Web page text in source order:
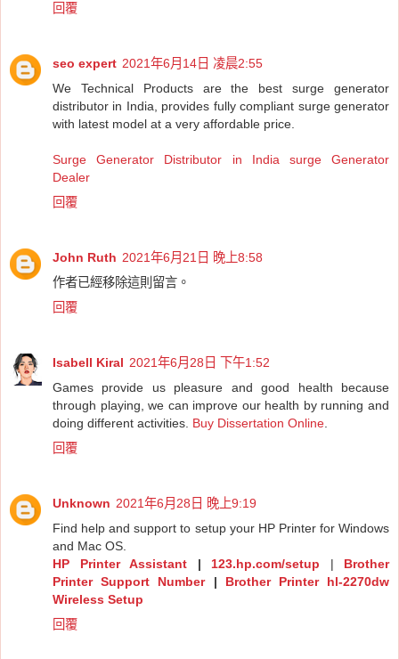
回覆
seo expert 2021年6月14日 凌晨2:55
We Technical Products are the best surge generator
distributor in India, provides fully compliant surge generator
with latest model at a very affordable price.
Surge Generator Distributor in India
surge Generator
Dealer
回覆
John Ruth 2021年6月21日 晚上8:58
作者已經移除這則留言。
回覆
Isabell Kiral 2021年6月28日 下午1:52
Games provide us pleasure and good health because
through playing, we can improve our health by running and
doing different activities. Buy Dissertation Online
回覆
Unknown 2021年6月28日 晚上9:19
Find help and support to setup your HP Printer for Windows
and Mac OS.
HP Printer Assistant | 123.hp.com/setup | Brother
Printer Support Number| Brother Printer hl-2270dw
Wireless Setup
回覆